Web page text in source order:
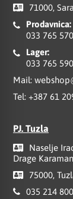
71000,
Prodavnica:
033 765 570
Lager:
033 765 590
Mail:
Tel: +387 61
PJ. Tuzla
Naselje
Drage
75000,
035 214 800